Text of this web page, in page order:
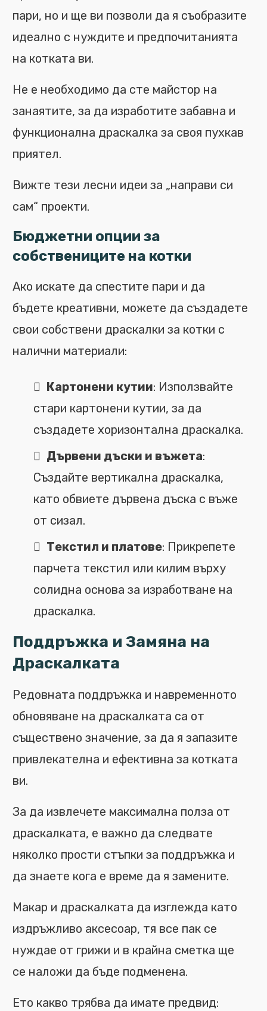
пари, но и ще ви позволи да я съобразите
идеално с нуждите и предпочитанията
на котката ви.
Не е необходимо да сте майстор на
занаятите, за да изработите забавна и
функционална драскалка за своя пухкав
приятел.
Вижте тези лесни идеи за „направи си
сам“ проекти.
Бюджетни опции за
собствениците на котки
Ако искате да спестите пари и да
бъдете креативни, можете да създадете
свои собствени драскалки за котки с
налични материали:
Картонени кутии: Използвайте
стари картонени кутии, за да
създадете хоризонтална драскалка.
Дървени дъски и въжета:
Създайте вертикална драскалка,
като обвиете дървена дъска с въже
от сизал.
Текстил и платове: Прикрепете
парчета текстил или килим върху
солидна основа за изработване на
драскалка.
Поддръжка и Замяна на
Драскалката
Редовната поддръжка и навременното
обновяване на драскалката са от
съществено значение, за да я запазите
привлекателна и ефективна за котката
ви.
За да извлечете максимална полза от
драскалката, е важно да следвате
няколко прости стъпки за поддръжка и
да знаете кога е време да я замените.
Макар и драскалката да изглежда като
издръжливо аксесоар, тя все пак се
нуждае от грижи и в крайна сметка ще
се наложи да бъде подменена.
Ето какво трябва да имате предвид: